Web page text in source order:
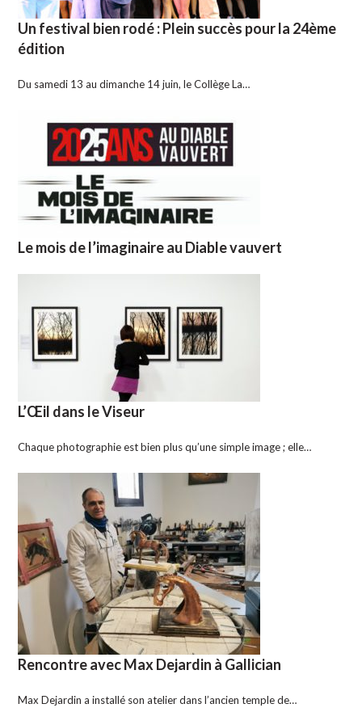
Un festival bien rodé : Plein succès pour la 24ème
édition
Du samedi 13 au dimanche 14 juin, le Collège La…
Le mois de l’imaginaire au Diable vauvert
L’Œil dans le Viseur
Chaque photographie est bien plus qu’une simple image ; elle…
Rencontre avec Max Dejardin à Gallician
Max Dejardin a installé son atelier dans l’ancien temple de…